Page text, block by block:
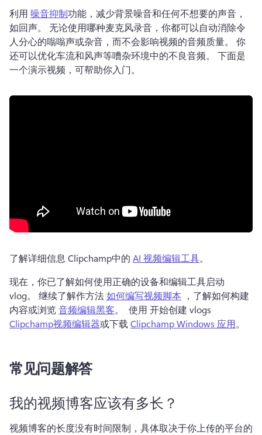
利用 噪音抑制功能，减少背景噪音和任何不想要的声音，
如回声。 无论使用哪种麦克风录音，你都可以自动消除令
人分心的嗡嗡声或杂音，而不会影响视频的音频质量。 你
还可以优化车流和风声等嘈杂环境中的不良音频。 下面是
一个演示视频，可帮助你入门。
了解详细信息 Clipchamp中的 AI 视频编辑工具。
现在，你已了解如何使用正确的设备和编辑工具启动
vlog。 继续了解作方法 如何编写视频脚本 ，了解如何构建
内容或浏览 音频编辑黑客。
使用 开始创建 vlogs
Clipchamp视频编辑器或下载 Clipchamp Windows 应用。
常见问题解答
我的视频博客应该有多长？
视频博客的长度没有时间限制，具体取决于你上传的平台的